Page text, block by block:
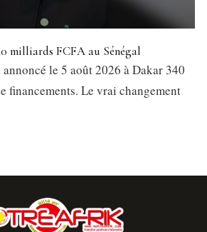
milliards FCFA au Sénégal
le 5 août 2026 à Dakar 340
financements. Le vrai changement